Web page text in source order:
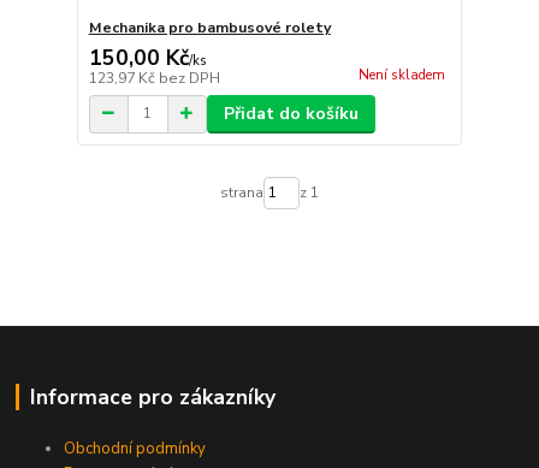
Mechanika pro bambusové rolety
150,00 Kč/ks
123,97 Kč bez DPH Není skladem
Přidat do košíku
strana z 1
Informace pro zákazníky
Obchodní podmínky